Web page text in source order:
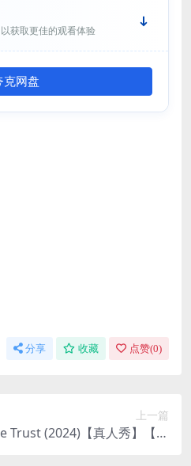
获取更佳的观看体验
克网盘
分享 收藏 点赞(0)
上一篇
Trust (2024)【真人秀】【欧